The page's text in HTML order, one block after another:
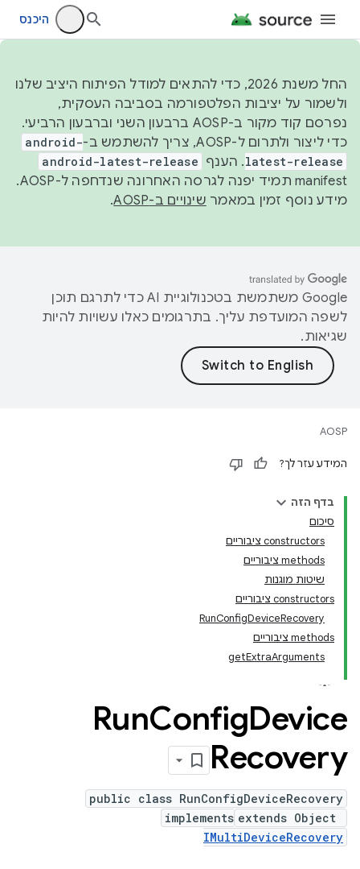
היכנס
החל משנת 2026, כדי להתאים למודל הפיתוח היציב שלנו
ולשמור על יציבות הפלטפורמה בסביבה העסקית,
נפרסם קוד מקור ב-AOSP ברבעון השני וברבעון הרביעי.
כדי ליצור ולתרום ל-AOSP, צריך להשתמש ב-
android-
latest-release. הענף android-latest-release
manifest תמיד יפנה לגרסה האחרונה שנדחפה ל-AOSP.
מידע נוסף זמין במאמר שינויים ב-AOSP .
‫Google משתמשת בטכנולוגיית AI כדי לתרגם תוכן
לשפה המועדפת עליך. בתרגומים כאלו עשויות להיות
שגיאות.
AOSP
המידע עזר לך?
בדף הזה
סיכום
‫constructors ציבוריים
‫methods ציבוריים
שיטות מוגנות
‫constructors ציבוריים
RunConfigDeviceRecovery
‫methods ציבוריים
getExtraArguments
RunConfigDevice
Recovery
public class RunConfigDeviceRecovery
extends Object
implements
IMultiDeviceRecovery